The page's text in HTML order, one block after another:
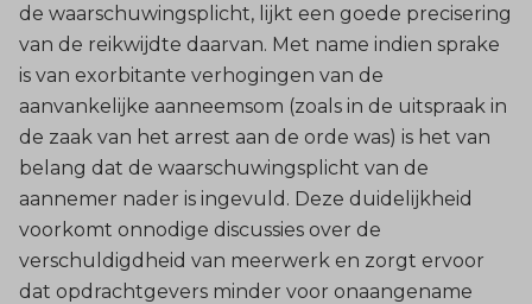
de waarschuwingsplicht, lijkt een goede precisering
van de reikwijdte daarvan. Met name indien sprake
is van exorbitante verhogingen van de
aanvankelijke aanneemsom (zoals in de uitspraak in
de zaak van het arrest aan de orde was) is het van
belang dat de waarschuwingsplicht van de
aannemer nader is ingevuld. Deze duidelijkheid
voorkomt onnodige discussies over de
verschuldigdheid van meerwerk en zorgt ervoor
dat opdrachtgevers minder voor onaangename